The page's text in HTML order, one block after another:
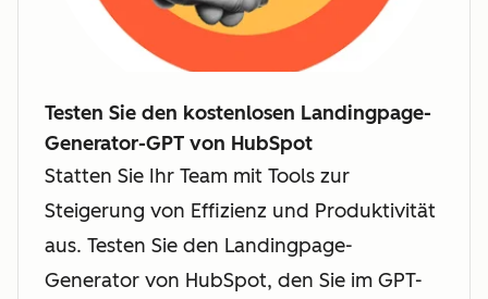
Testen Sie den kostenlosen Landingpage-
Generator-GPT von HubSpot
Statten Sie Ihr Team mit Tools zur
Steigerung von Effizienz und Produktivität
aus. Testen Sie den Landingpage-
Generator von HubSpot, den Sie im GPT-